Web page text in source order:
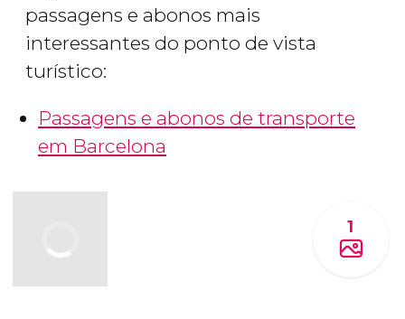
passagens e abonos mais
interessantes do ponto de vista
turístico:
Passagens e abonos de transporte
em Barcelona
1